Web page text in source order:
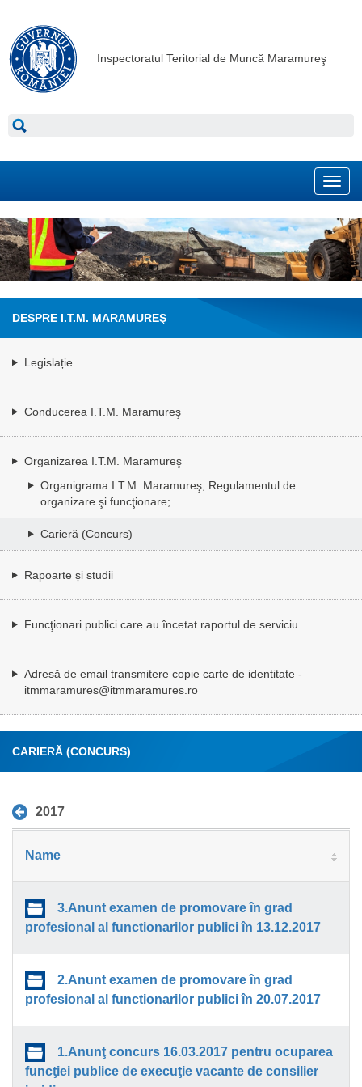
Inspectoratul Teritorial de Muncă Maramureş
DESPRE I.T.M. MARAMUREŞ
Legislație
Conducerea I.T.M. Maramureş
Organizarea I.T.M. Maramureş
Organigrama I.T.M. Maramureş; Regulamentul de
organizare şi funcţionare;
Carieră (Concurs)
Rapoarte și studii
Funcţionari publici care au încetat raportul de serviciu
Adresă de email transmitere copie carte de identitate -
itmmaramures@itmmaramures.ro
CARIERĂ (CONCURS)
2017
Name
3.Anunt examen de promovare în grad
profesional al functionarilor publici în 13.12.2017
2.Anunt examen de promovare în grad
profesional al functionarilor publici în 20.07.2017
1.Anunţ concurs 16.03.2017 pentru ocuparea
funcţiei publice de execuţie vacante de consilier